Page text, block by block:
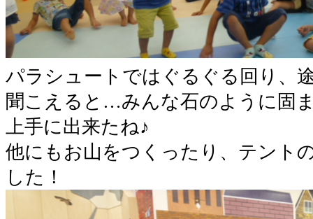
パラシュートではぐるぐる回り、
聞こえると…みんな石のように固
上手に出来たね♪
他にもお山をつくったり、テント
した！